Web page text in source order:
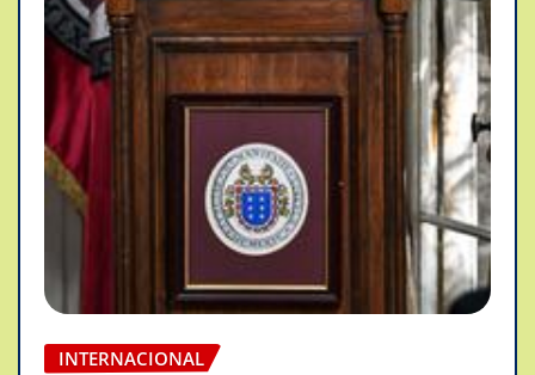
INTERNACIONAL